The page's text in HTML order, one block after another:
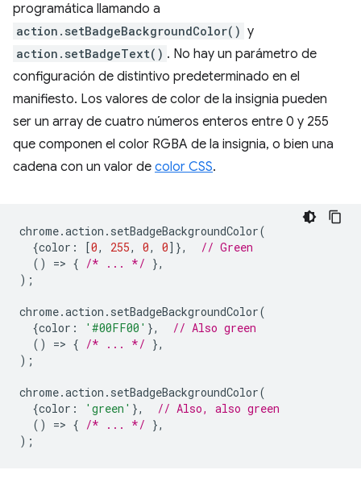
programática llamando a
action.setBadgeBackgroundColor() y
action.setBadgeText() . No hay un parámetro de
configuración de distintivo predeterminado en el
manifiesto. Los valores de color de la insignia pueden
ser un array de cuatro números enteros entre 0 y 255
que componen el color RGBA de la insignia, o bien una
cadena con un valor de color CSS.
chrome.action . setBadgeBackgroundColor(
{color : [0, 255, 0, 0]},
// Green
()
=> { /* ... */ },
);
chrome.action . setBadgeBackgroundColor(
{color : '#00FF00' },
// Also green
()
=> { /* ... */ },
);
chrome.action . setBadgeBackgroundColor(
{color : 'green' },
// Also, also green
()
=> { /* ... */ },
);